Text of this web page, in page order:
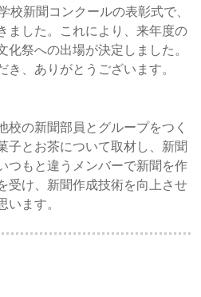
校新聞コンクールの表彰式で、
ました。これにより、来年度の
化祭への出場が決定しました。
き、ありがとうございます。
校の新聞部員とグループをつく
子とお茶について取材し、新聞
つもと違うメンバーで新聞を作
受け、新聞作成技術を向上させ
います。